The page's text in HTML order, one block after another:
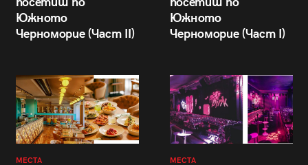
Южното
Черноморие (Част II)
Южното
Черноморие (Част I)
МЕСТА МЕСТА